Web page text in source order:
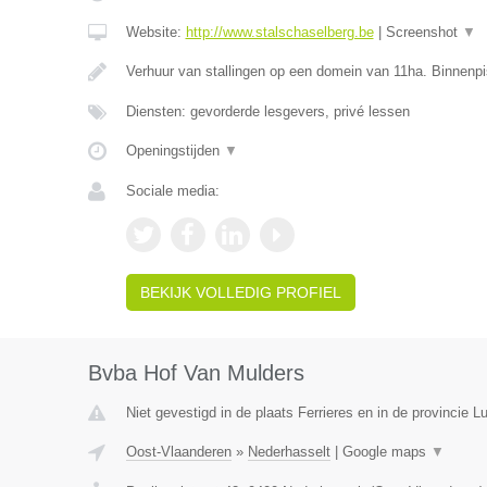
Website: http://www.stalschaselberg.be| Screenshot ▼
Verhuur van stallingen op een domein van 11ha.
Diensten: gevorderde lesgevers, privé lessen
Openingstijden ▼
Sociale media:
BEKIJK VOLLEDIG PROFIEL
Bvba Hof Van Mulders
Niet gevestigd in de plaats Ferrieres en in de provincie
Oost-Vlaanderen» Nederhasselt| Google maps ▼